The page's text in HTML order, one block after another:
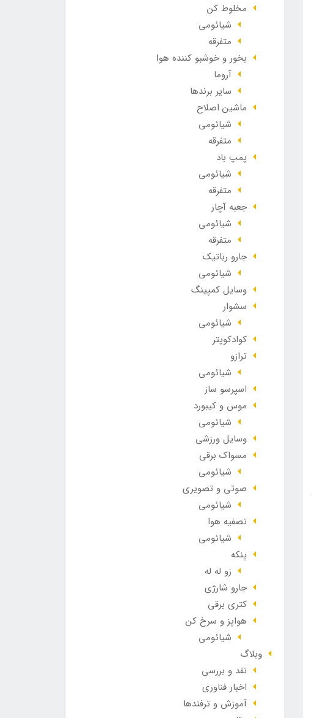
مخلوط کن
شیائومی
متفرقه
بخور و خوشبو کننده هوا
آروما
سایر برندها
ماشین اصلاح
شیائومی
متفرقه
پمپ باد
شیائومی
متفرقه
جعبه آچار
شیائومی
متفرقه
جارو رباتیک
شیائومی
وسایل کمپینگ
سشوار
شیائومی
کوادکوپتر
ترازو
شیائومی
اسپرسو ساز
موس و کیبورد
شیائومی
وسایل ورزشی
مسواک برقی
شیائومی
صوتی و تصویری
شیائومی
تصفیه هوا
شیائومی
پنکه
زو له له
جارو شارژی
کتری برقی
هواپز و سرخ کن
شیائومی
وبلاگ
نقد و بررسی
اخبار فناوری
آموزش و ترفندها